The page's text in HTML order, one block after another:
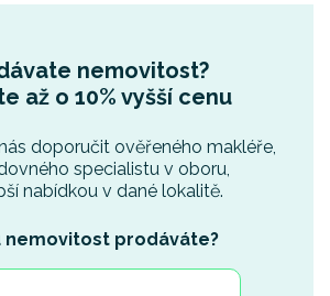
nemovitost?
až o 10% vyšší cenu
doporučit ověřeného makléře,
specialistu v oboru,
nabídkou v dané lokalitě.
nemovitost prodáváte?